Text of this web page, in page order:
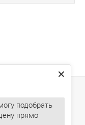
подобрать
прямо